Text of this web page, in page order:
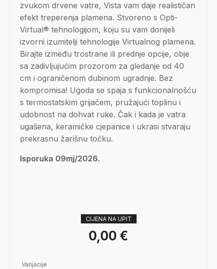
zvukom drvene vatre, Vista vam daje realističan
efekt treperenja plamena. Stvoreno s Opti-
Virtual® tehnologijom, koju su vam donijeli
izvorni izumitelji tehnologije Virtualnog plamena.
Birajte između trostrane ili prednje opcije, obje
sa zadivljujućim prozorom za gledanje od 40
cm i ograničenom dubinom ugradnje. Bez
kompromisa! Ugoda se spaja s funkcionalnošću
s termostatskim grijačem, pružajući toplinu i
udobnost na dohvat ruke. Čak i kada je vatra
ugašena, keramičke cjepanice i ukrasi stvaraju
prekrasnu žarišnu točku.
Isporuka 09mj/2026.
CIJENA NA UPIT
0,00 €
Varijacije